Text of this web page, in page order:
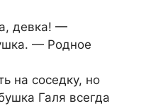
девка! —
— Родное
на соседку, но
Галя всегда